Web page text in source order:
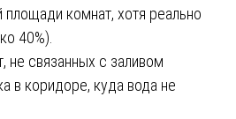
площади комнат, хотя реально
40%).
не связанных с заливом
в коридоре, куда вода не